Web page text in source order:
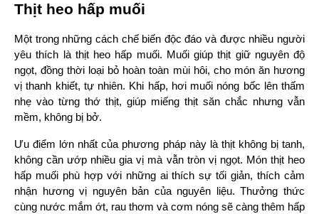
Thịt heo hấp muối
Một trong những cách chế biến độc đáo và được nhiều người
yêu thích là thịt heo hấp muối. Muối giúp thịt giữ nguyên độ
ngọt, đồng thời loại bỏ hoàn toàn mùi hôi, cho món ăn hương
vị thanh khiết, tự nhiên. Khi hấp, hơi muối nóng bốc lên thấm
nhẹ vào từng thớ thịt, giúp miếng thịt săn chắc nhưng vẫn
mềm, không bị bở.
Ưu điểm lớn nhất của phương pháp này là thịt không bị tanh,
không cần ướp nhiều gia vị mà vẫn tròn vị ngọt. Món thịt heo
hấp muối phù hợp với những ai thích sự tối giản, thích cảm
nhận hương vị nguyên bản của nguyên liệu. Thưởng thức
cùng nước mắm ớt, rau thơm và cơm nóng sẽ càng thêm hấp